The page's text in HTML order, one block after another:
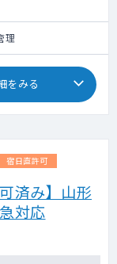
理
をみる
宿日直許可
済み】山形
対応